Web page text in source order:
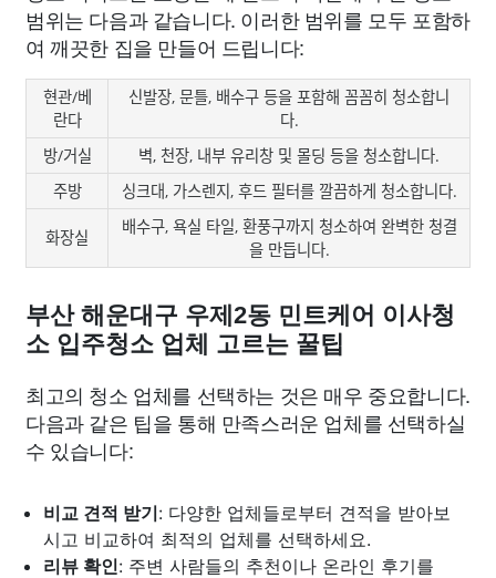
범위는 다음과 같습니다. 이러한 범위를 모두 포함하
여 깨끗한 집을 만들어 드립니다:
현관/베
란다
신발장, 문틀, 배수구 등을 포함해 꼼꼼히 청소합니
다.
방/거실
벽, 천장, 내부 유리창 및 몰딩 등을 청소합니다.
주방
싱크대, 가스렌지, 후드 필터를 깔끔하게 청소합니다.
화장실
배수구, 욕실 타일, 환풍구까지 청소하여 완벽한 청결
을 만듭니다.
부산 해운대구 우제2동 민트케어 이사청
소 입주청소 업체 고르는 꿀팁
최고의 청소 업체를 선택하는 것은 매우 중요합니다.
다음과 같은 팁을 통해 만족스러운 업체를 선택하실
수 있습니다:
비교 견적 받기: 다양한 업체들로부터 견적을 받아보
시고 비교하여 최적의 업체를 선택하세요.
리뷰 확인: 주변 사람들의 추천이나 온라인 후기를